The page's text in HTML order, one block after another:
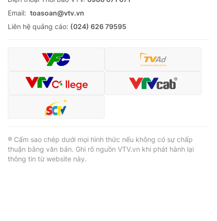
Email: toasoan@vtv.vn
Liên hệ quảng cáo: (024) 626 79595
® Cấm sao chép dưới mọi hình thức nếu không có sự chấp
thuận bằng văn bản. Ghi rõ nguồn VTV.vn khi phát hành lại
thông tin từ website này.